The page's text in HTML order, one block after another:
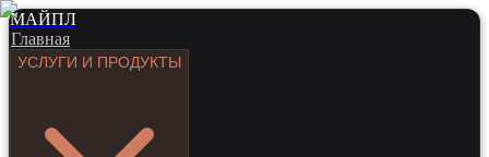
МАЙПЛ
Главная
УСЛУГИ И ПРОДУКТЫ